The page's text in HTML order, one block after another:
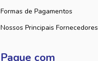
Formas de Pagamentos
Nossos Principais Fornecedores
Pague com